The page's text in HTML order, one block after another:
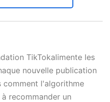
TikTokalimente les
nouvelle publication
comment l'algorithme
recommander un